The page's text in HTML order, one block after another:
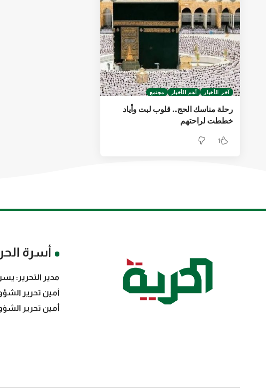
آخر الأخبار أهم الأخبار مجتمع
رحلة مناسك الحج.. قلوب لبت وأياد
خططت لراحتهم
1
أسرة
مدير التحرير:
أمين تحرير
أمين تحرير